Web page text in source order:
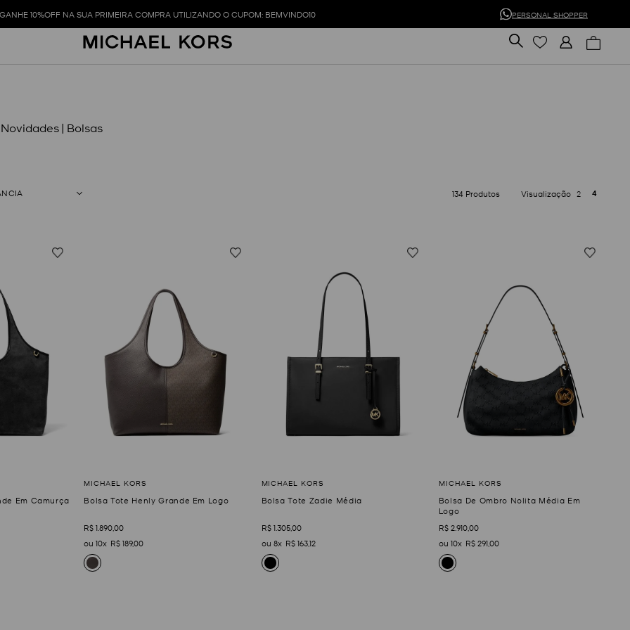
GANHE 10%OFF NA SUA PRIMEIRA COMPRA UTILIZANDO O CUPOM: BEMVINDO10 PERSONAL SHOPPER
| Bolsas
134 Produtos 2 4
Em Camurça Bolsa Tote Henly Grande Em Logo
R$ 1.890,00
10
R$ 189,00
Bolsa Tote Zadie Média
R$ 1.305,00
8
R$ 163,12
Bolsa De Ombro Nolita Média Em
Logo
R$ 2.910,00
10
R$ 291,00